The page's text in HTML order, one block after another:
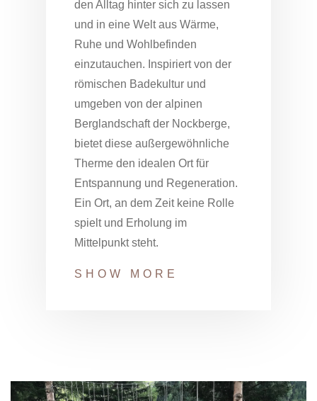
den Alltag hinter sich zu lassen
und in eine Welt aus Wärme,
Ruhe und Wohlbefinden
einzutauchen. Inspiriert von der
römischen Badekultur und
umgeben von der alpinen
Berglandschaft der Nockberge,
bietet diese außergewöhnliche
Therme den idealen Ort für
Entspannung und Regeneration.
Ein Ort, an dem Zeit keine Rolle
spielt und Erholung im
Mittelpunkt steht.
SHOW MORE